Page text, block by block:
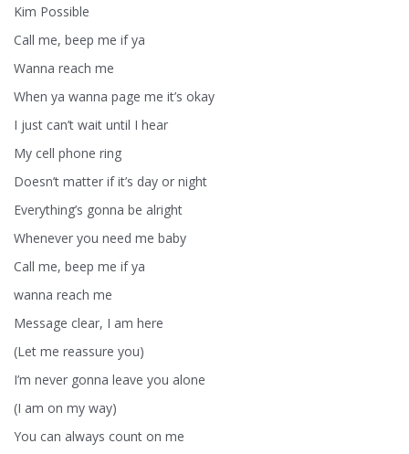
Kim Possible
Call me, beep me if ya
Wanna reach me
When ya wanna page me it’s okay
I just can’t wait until I hear
My cell phone ring
Doesn’t matter if it’s day or night
Everything’s gonna be alright
Whenever you need me baby
Call me, beep me if ya
wanna reach me
Message clear, I am here
(Let me reassure you)
I’m never gonna leave you alone
(I am on my way)
You can always count on me